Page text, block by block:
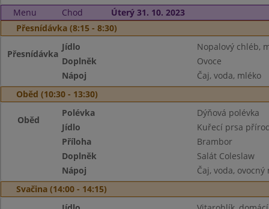
Menu
Chod
Úterý 31. 10. 2023
Přesnídávka (8:15 - 8:30)
Přesnídávka
Jídlo
Nopalový chléb,
Doplněk
Ovoce
Nápoj
Čaj, voda, mléko
Oběd (10:30 - 13:30)
Oběd
Polévka
Dýňová polévka
Jídlo
Kuřecí prsa
Příloha
Brambor
Doplněk
Salát Coleslaw
Nápoj
Čaj, voda, ovocný
Svačina (14:00 - 14:15)